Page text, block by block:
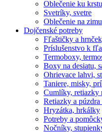
Oblečenie ku
Svetríky, svetre
Oblečenie na zimu
Dojčenské potreby
Fľaštičky a
Príslušenstvo k
Termoboxy,
Boxy na desiatu,
Ohrievace lahvi,
Taniere, misky,
Cumlíky, retiazky
Retiazky a
Hryzátka, hrkálky
Potreby a
Nočníky,